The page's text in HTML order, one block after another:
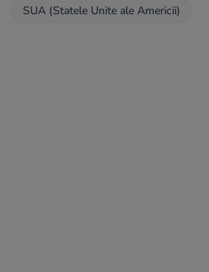
SUA (Statele Unite ale Americii)